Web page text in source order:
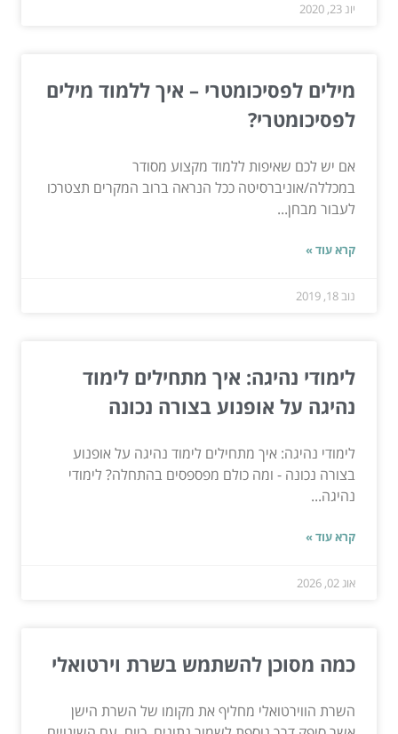
יונ 23, 2020
מילים לפסיכומטרי – איך ללמוד מילים
לפסיכומטרי?
אם יש לכם שאיפות ללמוד מקצוע מסודר
במכללה/אוניברסיטה ככל הנראה ברוב המקרים תצטרכו
לעבור מבחן...
קרא עוד »
נוב 18, 2019
לימודי נהיגה: איך מתחילים לימוד
נהיגה על אופנוע בצורה נכונה
לימודי נהיגה: איך מתחילים לימוד נהיגה על אופנוע
בצורה נכונה - ומה כולם מפספסים בהתחלה? לימודי
נהיגה...
קרא עוד »
אוג 02, 2026
כמה מסוכן להשתמש בשרת וירטואלי
השרת הווירטואלי מחליף את מקומו של השרת הישן